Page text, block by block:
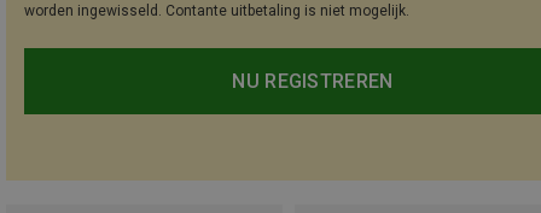
worden ingewisseld. Contante uitbetaling is niet mogelijk.
NU REGISTREREN